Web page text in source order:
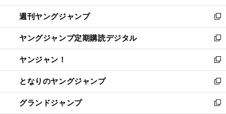
開
く
ウ
で
開
く
ン
ド
ウ
で
開
く
ウ
ィ
ン
ド
ウ
で
開
く
週刊ヤングジャンプ
新
し
い
ウ
ィ
ン
ド
ウ
で
ヤングジャンプ定期購読デジタル
新
し
い
ウ
ィ
ン
ド
ヤンジャン！
新
し
い
ウ
ィ
となりのヤングジャンプ
新
し
い
グランドジャンプ
新